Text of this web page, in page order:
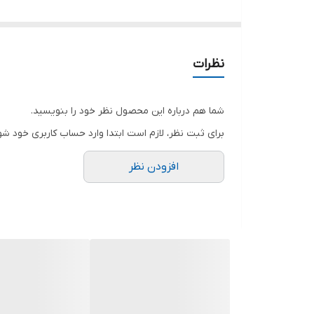
قابلیت تنظیم دما
مناسب گرم نگه داشتن انواع سوپ و آش و سبزیجات
نظرات
شما هم درباره این محصول نظر خود را بنویسید.
برای ثبت نظر، لازم است ابتدا وارد حساب کاربری خود
افزودن نظر